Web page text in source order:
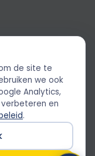
de site te
we ook
Analytics,
en
.